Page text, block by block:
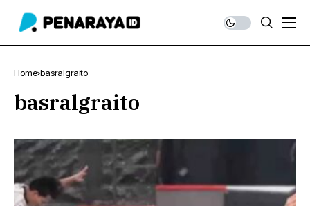
Home basralgraito
basralgraito